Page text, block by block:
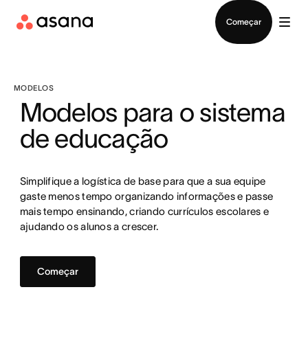
Começar
MODELOS
Modelos para o sistema
de educação
Simplifique a logística de base para que a sua equipe
gaste menos tempo organizando informações e passe
mais tempo ensinando, criando currículos escolares e
ajudando os alunos a crescer.
Começar